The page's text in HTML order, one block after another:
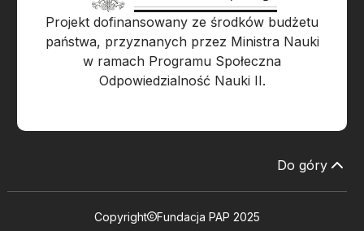
Projekt dofinansowany ze środków budżetu
państwa, przyznanych przez Ministra Nauki
w ramach Programu Społeczna
Odpowiedzialność Nauki II.
Do góry
Copyright Fundacja PAP 2025